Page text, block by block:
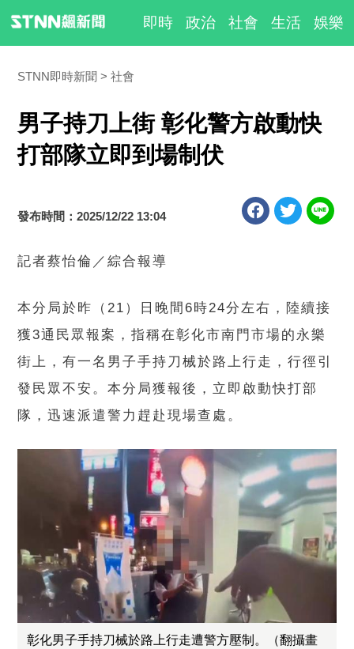
即時 政治 社會 生活 娛樂
STNN即時新聞 社會
男子持刀上街 彰化警方啟動快
打部隊立即到場制伏
發布時間：2025/12/22 13:04
記者蔡怡倫／綜合報導
本分局於昨（21）日晚間6時24分左右，陸續接
獲3通民眾報案，指稱在彰化市南門市場的永樂
街上，有一名男子手持刀械於路上行走，行徑引
發民眾不安。本分局獲報後，立即啟動快打部
隊，迅速派遣警力趕赴現場查處。
彰化男子手持刀械於路上行走遭警方壓制。（翻攝畫